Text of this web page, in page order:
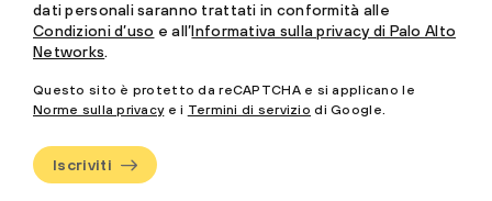
dati personali saranno trattati in conformità alle
Condizioni d’uso e all’Informativa sulla privacy di Palo Alto
Networks.
Questo sito è protetto da reCAPTCHA e si applicano le
Norme sulla privacye i Termini di servizio di Google.
Iscriviti